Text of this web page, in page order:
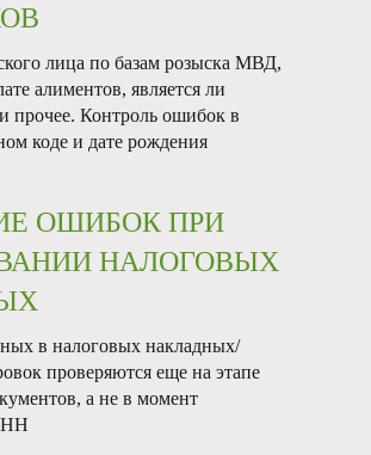
лица по базам розыска МВД,
алиментов, является ли
и прочее. Контроль ошибок в
коде и дате рождения
ОШИБОК ПРИ
НАЛОГОВЫХ
в налоговых накладных/
проверяются еще на этапе
а не в момент